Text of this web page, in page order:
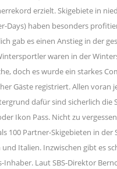
erzielt. Skigebiete in
Days) haben besonders
gab es einen Anstieg in der
waren in der
doch es wurde ein starkes
Gäste registriert. Allen voran
dafür sind sicherlich die
Ikon Pass. Nicht zu
100 Partner-Skigebieten in der
Italien. Inzwischen gibt es
Inhaber. Laut SBS-Direktor